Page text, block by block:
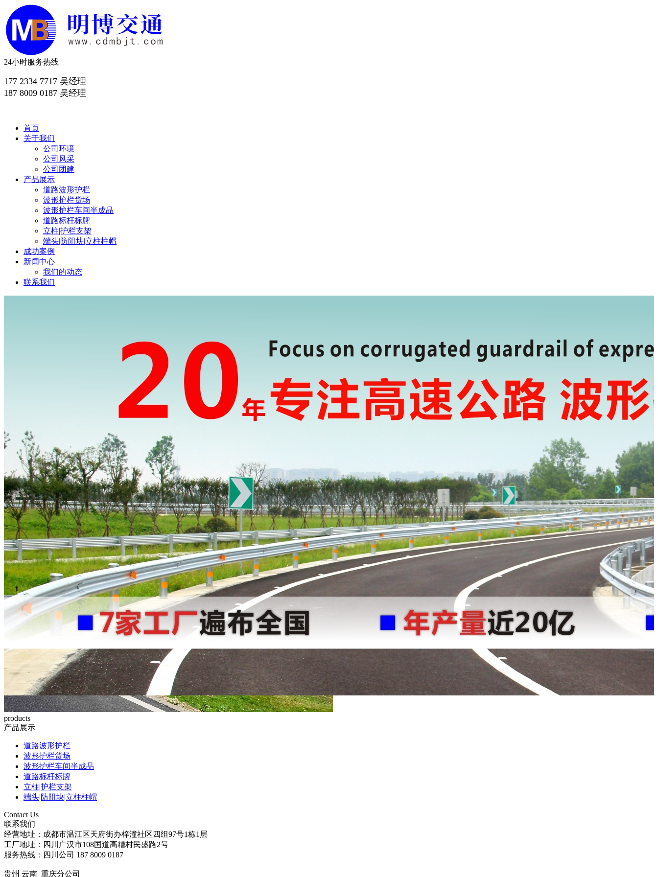
24小时服务热线
177 2334 7717 吴经理
187 8009 0187 吴经理
首页
关于我们
公司环境
公司风采
公司团建
产品展示
道路波形护栏
波形护栏货场
波形护栏车间半成品
道路标杆标牌
立柱|护栏支架
端头|防阻块|立柱柱帽
成功案例
新闻中心
我们的动态
联系我们
products
产品展示
道路波形护栏
波形护栏货场
波形护栏车间半成品
道路标杆标牌
立柱|护栏支架
端头|防阻块|立柱柱帽
Contact Us
联系我们
经营地址：成都市温江区天府街办梓潼社区四组97号1栋1层
工厂地址：四川广汉市108国道高糟村民盛路2号
服务热线：四川公司 187 8009 0187
贵州 云南 重庆分公司